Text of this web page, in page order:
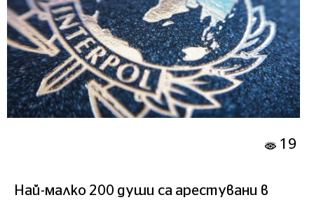
19
Най-малко 200 души са арестувани в